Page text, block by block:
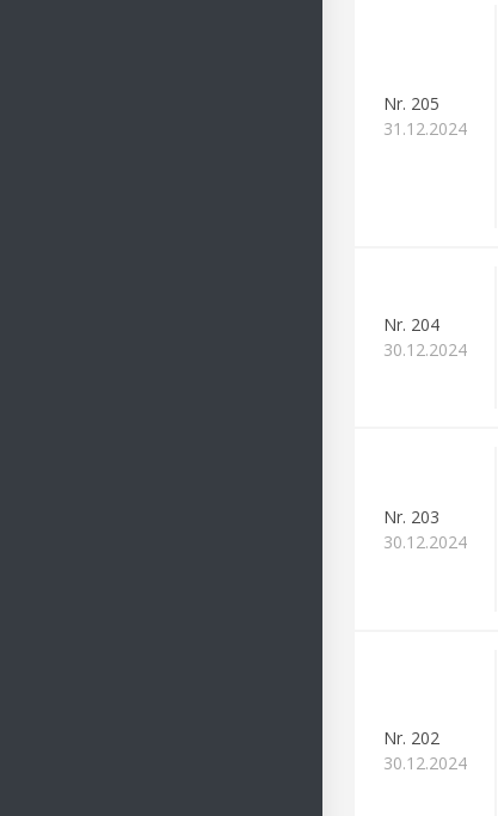
Nr. 205
31.12.2024
Nr. 204
30.12.2024
Nr. 203
30.12.2024
Nr. 202
30.12.2024